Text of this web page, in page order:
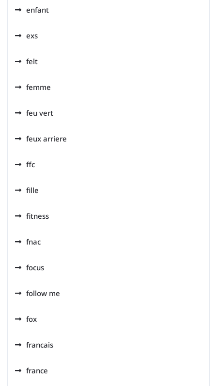
enfant
exs
felt
femme
feu vert
feux arriere
ffc
fille
fitness
fnac
focus
follow me
fox
francais
france